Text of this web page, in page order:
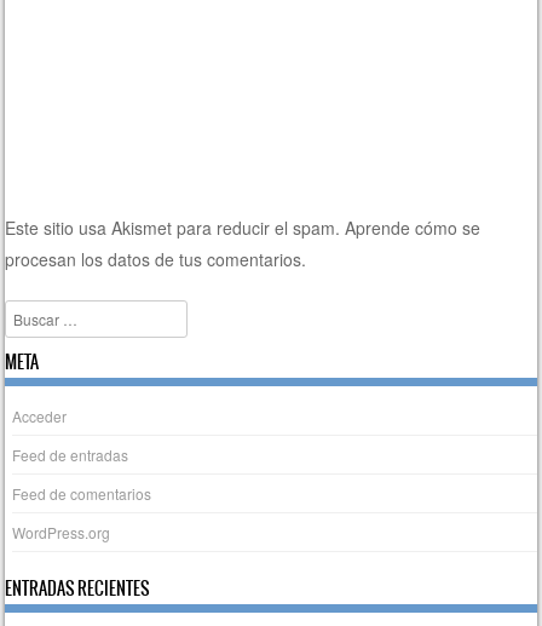
Este sitio usa Akismet para reducir el spam.Aprende cómo se
procesan los datos de tus comentarios.
Buscar
META
Acceder
Feed de entradas
Feed de comentarios
WordPress.org
ENTRADAS RECIENTES